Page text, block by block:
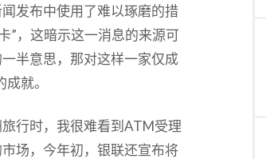
发布中使用了难以琢磨的措
”，这暗示这一消息的来源可
半意思，那对这样一家仅成
就。
行时，我很难看到ATM受理
场，今年初，银联还宣布将